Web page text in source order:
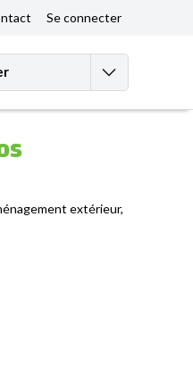
Se connecter
extérieur,